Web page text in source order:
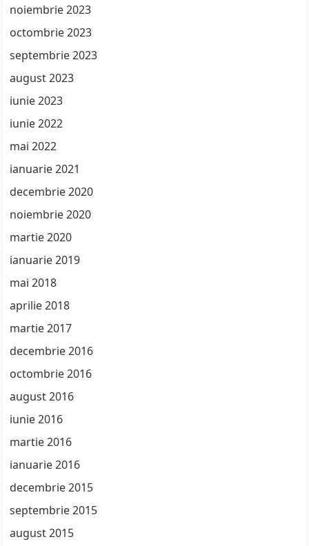
noiembrie 2023
octombrie 2023
septembrie 2023
august 2023
iunie 2023
iunie 2022
mai 2022
ianuarie 2021
decembrie 2020
noiembrie 2020
martie 2020
ianuarie 2019
mai 2018
aprilie 2018
martie 2017
decembrie 2016
octombrie 2016
august 2016
iunie 2016
martie 2016
ianuarie 2016
decembrie 2015
septembrie 2015
august 2015